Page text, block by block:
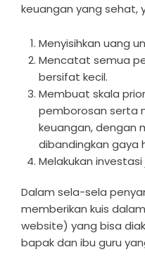
keuangan yang sehat,
Menyisihkan uang
Mencatat semua
bersifat kecil.
Membuat skala
pemborosan serta
keuangan, dengan
dibandingkan gaya
Melakukan
Dalam sela-sela
memberikan kuis
website) yang bisa
bapak dan ibu guru